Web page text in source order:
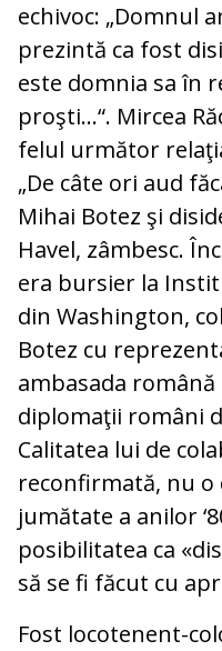
echivoc: „Domnul
prezintă ca fost
este domnia sa în
proşti…“. Mircea
felul următor
„De câte ori aud
Mihai Botez şi
Havel, zâmbesc.
era bursier la
din Washington,
Botez cu
ambasada
diplomaţii români
Calitatea lui de
reconfirmată, nu o
jumătate a anilor
posibilitatea ca
să se fi făcut cu
Fost locotenent-